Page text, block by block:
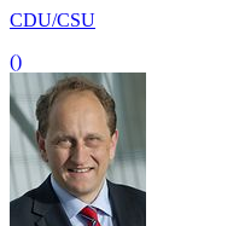
CDU/CSU
()